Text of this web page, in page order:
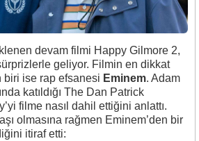
devam filmi Happy Gilmore 2,
geliyor. Filmin en dikkat
biri ise rap efsanesi Eminem. Adam
katıldığı The Dan Patrick
filme nasıl dahil ettiğini anlattı.
olmasına rağmen Eminem’den bir
itiraf etti: